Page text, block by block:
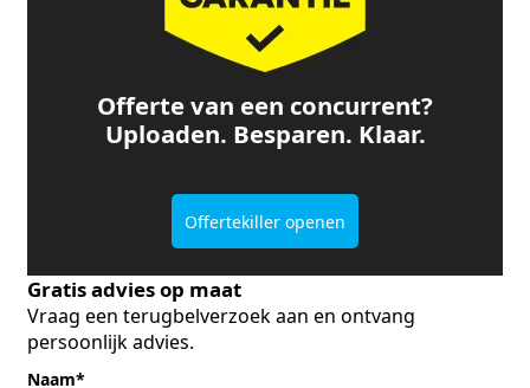
Offerte van een concurrent?
Uploaden. Besparen. Klaar.
Offertekiller openen
Gratis advies op maat
Vraag een terugbelverzoek aan en ontvang
persoonlijk advies.
Naam*